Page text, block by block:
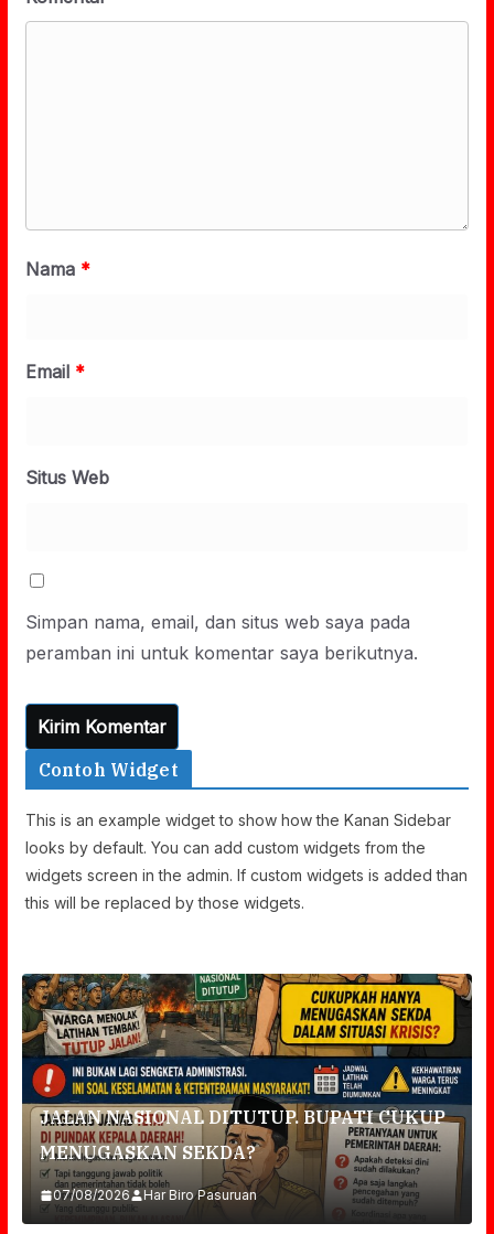
Nama *
Email *
Situs Web
Simpan nama, email, dan situs web saya pada
peramban ini untuk komentar saya berikutnya.
Contoh Widget
This is an example widget to show how the Kanan Sidebar
looks by default. You can add custom widgets from the
widgets screen in the admin. If custom widgets is added than
this will be replaced by those widgets.
JALAN NASIONAL DITUTUP. BUPATI CUKUP
MENUGASKAN SEKDA?
07/08/2026 Har Biro Pasuruan